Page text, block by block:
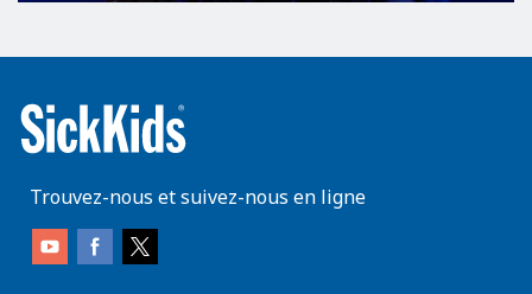
Trouvez-nous et suivez-nous en ligne